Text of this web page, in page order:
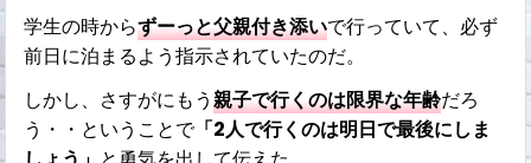
学生の時からずーっと父親付き添いで行っていて、必ず
前日に泊まるよう指示されていたのだ。
しかし、さすがにもう親子で行くのは限界な年齢だろ
う・・ということで「2人で行くのは明日で最後にしま